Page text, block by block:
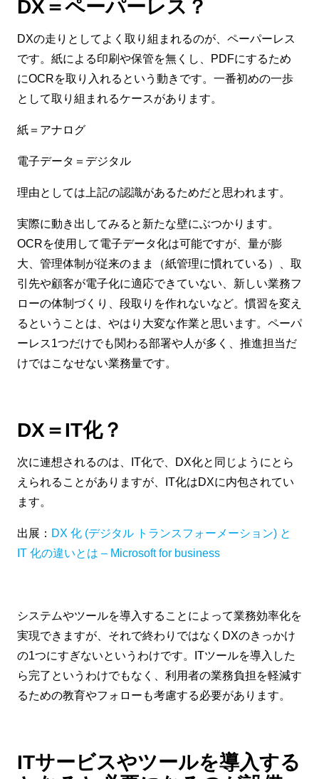
DX＝ペーパーレス？
DXの走りとしてよく取り組まれるのが、ペーパーレス
です。紙による印刷や保管を無くし、PDFにするため
にOCRを取り入れるという動きです。一番初めの一歩
として取り組まれるケースがあります。
紙＝アナログ
電子データ＝デジタル
理由としては上記の認識があるためだと思われます。
実際に動き出してみると新たな壁にぶつかります。
OCRを使用して電子データ化は可能ですが、量が膨
大、管理体制が従来のまま（紙管理に慣れている）、取
引先や顧客が電子化に適応できていない、新しい業務フ
ローの体制づくり、段取りを作れないなど。慣習を変え
るということは、やはり大変な作業と思います。ペーパ
ーレス1つだけでも関わる部署や人が多く、推進担当だ
けではこなせない業務量です。
DX＝IT化？
次に連想されるのは、IT化で、DX化と同じようにとら
えられることがありますが、IT化はDXに内包されてい
ます。
出展： DX 化 (デジタル トランスフォーメーション) と
IT 化の違いとは – Microsoft for business
システムやツールを導入することによって業務効率化を
実現できますが、それで終わりではなくDXのきっかけ
の1つにすぎないというわけです。ITツールを導入した
ら完了というわけでもなく、利用者の業務負担を軽減す
るための教育やフォローも考慮する必要があります。
ITサービスやツールを導入する